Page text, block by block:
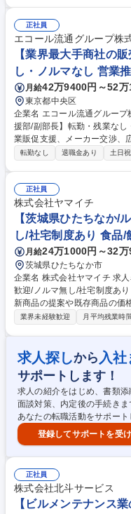
引先としては、自社より規模
取引先への見積書作成、外注
における日常業務・定期業務
担当現場で働く方の面接や入社後
【ビルメンテナンス総合職/東
正社員
エコール流通グループ株
【業界最大手商社の
し・ノルマなし 営業
月給42万9400円～52万
東京都中央区
企業名 エコール流通グループ株式会社 求人名 【業界最
援部/副部長】転勤・残業なし・ノルマなし 仕事
業販促支援、メーカー交渉、
として、新規開拓、展示会の
規仕入先開拓、オリジナル商
販促物制作、市場動向・商品
を担当します。 部長を補佐し、組織
最大手商社の販売支援部/副
転勤なし 退職金あり 土日
正社員
株式会社ヤマイチ
【茨城県ひたちなか/
し/社宅制度あり 食品/
月給24万1000円～32万
茨城県ひたちなか市
企業名 株式会社ヤマイチ 求人名 【茨城県ひたちなか/ルート営業】未経験
歓迎/ノルマ無し/社宅制度あり 仕事の内容 既存取引先に定期訪問を行い、
新商品の提案や既存商品の価
上司や先輩の商談に同行し、
の水産加工品 提案の自由度:
うすればもっと売れるか」と
す。 現在IPOを目指しており
業拡大に向けて増員採用になります。 募集職種 【茨城県
ト営業】未経験歓迎/ノルマ無
業界未経験歓迎 月平均残業時
求人探しから 入社
サポートします！
求人の紹介をはじめ、書類添
面談対策、内定後の手続きま
あなたの転職活動をサポート
登録してサポートを受
正社員
株式会社北斗サービス
【ビルメンテナンス